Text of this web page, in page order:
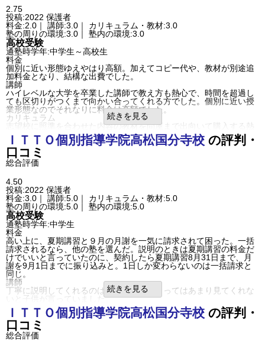
テストターボなど、子どもと話し合って予定を立ててくれるので自
主性が身についた。
その他気づいたこと、感じたこと
思いつく事は、特にありませんので、入力する事が、ありません。
利用内容
通っていた学校公立中学校
進学できた学校
通塾の目的
高校受験
目的の達成度
達成できた
成績/偏差値変化
成績/偏差値推移入塾時:平均→入塾後:平均よりやや上
塾の雰囲気
自由 平均 厳しい
口コミ投稿者ID:2413206
不適切な口コミを報告する
高松国分寺校の教室情報を見る
2.75
投稿:2022 保護者
料金:2.0｜ 講師:3.0｜ カリキュラム・教材:3.0
塾の周りの環境:3.0｜ 塾内の環境:3.0
高校受験
通塾時学年:中学生～高校生
料金
個別に近い形態ゆえやはり高額。加えてコピー代や、教材が別途追
加料金となり、結構な出費でした。
講師
ハイレベルな大学を卒業した講師で教え方も熱心で、時間を超過し
ても区切りがつくまで向かい合ってくれる方でした。個別に近い授
業形態なのでそれなりに料金は高額でした。
カリキュラム
志望校に照準を合わせた内容の教材を問屋まで出向いて購入する熱
の入れようでしたが、進捗率が悪かったように思います。
塾の周りの環境
自転車でも徒歩でも通える利便の良さも選定の理由でしたが、人通
りが少なくなるうえ、暗がりなのが不安材料でした。
塾内の環境
かったのが心配でした。
良いところや要望
利用日が確定していても、所用で変更したい場合の融通が円滑にで
きる点が有り難かったです。
その他気づいたこと、感じたこと
受講中にうるさい生徒が居るとなかなか注意をせず、周囲の他生徒
をやきもきさせる場面があったようです。
利用内容
通っていた学校
公立中学校
進学できた学校公立高校（中堅/上位校）
通塾の目的
高校受験
目的の達成度
成績/偏差値変化
成績/偏差値推移 入塾時:平均よりやや下 入塾後:平均
自由 平均 厳しい
口コミ投稿者ID:2397993
不適切な口コミを報告する
高松春日校の教室情報を見る
続きを見る
ＩＴＴＯ個別指導学院高松国分寺校 の評判・
口コミ
総合評価
4.50
投稿:2022 保護者
料金:3.0｜ 講師:5.0｜ カリキュラム・教材:5.0
塾の周りの環境:5.0｜ 塾内の環境:5.0
高校受験
通塾時学年:中学生
料金
高い上に、夏期講習と９月の月謝を一気に請求されて困った。一括
請求されるなら、他の塾を選んだ。説明のときは夏期講習の料金だ
けでいいと言っていたのに、契約したら夏期講習8月31日まで、月
謝を9月1日までに振り込みと。1日しか変わらないのは一括請求と
同じ。
講師
丁寧に説明してくれるのは良い。先生によってはあまり見てくれな
いと子供が言っていました。
カリキュラム
何度も解ける様に教材に書きこむのはやめてほしい。プリントを使
うと言っていたのに使っていない。
塾の周りの環境
ザグザグやマルナカがあり、送迎ついでに買い物ができて便利。子
続きを見る
ＩＴＴＯ個別指導学院高松国分寺校 の評判・
口コミ
総合評価